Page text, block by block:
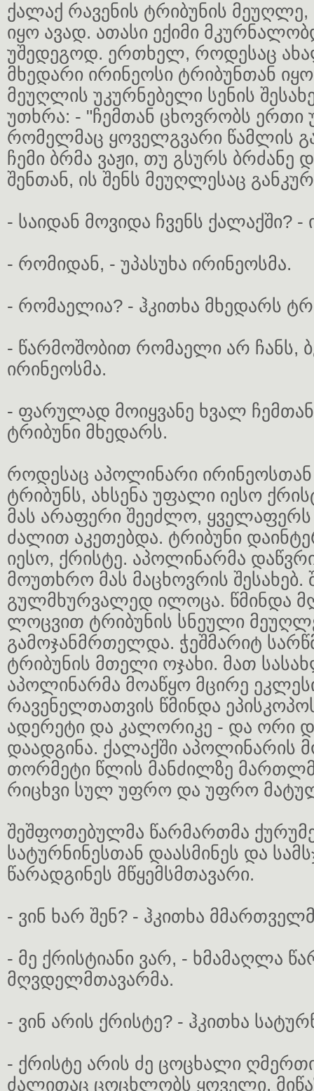
ქალაქ რავენის ტრიბუნის
იყო ავად. ათასი ექიმი
უშედეგოდ. ერთხელ, როდესაც
მხედარი ირინეოსი ტრიბუნთან
მეუღლის უკურნებელი სენის
უთხრა: - "ჩემთან ცხოვრობს ერთი
რომელმაც ყოველგვარი წამლის
ჩემი ბრმა ვაჟი, თუ გსურს ბრძანე
შენთან, ის შენს მეუღლესაც
- საიდან მოვიდა ჩვენს ქალაქში? -
- რომიდან, - უპასუხა ირინეოსმა.
- რომაელია? - ჰკითხა მხედარს
- წარმოშობით რომაელი არ ჩანს,
ირინეოსმა.
- ფარულად მოიყვანე ხვალ
ტრიბუნი მხედარს.
როდესაც აპოლინარი
ტრიბუნს, ახსენა უფალი იესო
მას არაფერი შეეძლო, ყველაფერს
ძალით აკეთებდა. ტრიბუნი
იესო, ქრისტე. აპოლინარმა
მოუთხრო მას მაცხოვრის შესახებ.
გულმხურვალედ ილოცა. წმინდა
ლოცვით ტრიბუნის სნეული
გამოჯანმრთელდა. ჭეშმარიტ
ტრიბუნის მთელი ოჯახი. მათ
აპოლინარმა მოაწყო მცირე
რავენელთათვის წმინდა
ადერეტი და კალორიკე - და ორი
დაადგინა. ქალაქში აპოლინარის
თორმეტი წლის მანძილზე
რიცხვი სულ უფრო და უფრო
შეშფოთებულმა წარმართმა
სატურნინესთან დაასმინეს და
წარადგინეს მწყემსმთავარი.
- ვინ ხარ შენ? - ჰკითხა
- მე ქრისტიანი ვარ, - ხმამაღლა
მღვდელმთავარმა.
- ვინ არის ქრისტე? - ჰკითხა
- ქრისტე არის ძე ცოცხალი
ძალითაც ცოცხლობს ყოველი,